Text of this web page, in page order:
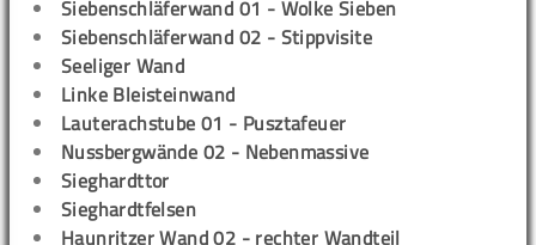
Siebenschläferwand 01 - Wolke Sieben
Siebenschläferwand 02 - Stippvisite
Seeliger Wand
Linke Bleisteinwand
Lauterachstube 01 - Pusztafeuer
Nussbergwände 02 - Nebenmassive
Sieghardttor
Sieghardtfelsen
Haunritzer Wand 02 - rechter Wandteil